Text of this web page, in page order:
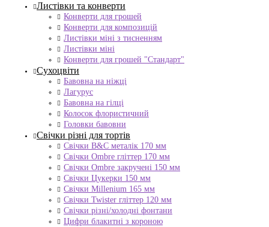
Листівки та конверти
Конверти для грошей
Конверти для композицій
Листівки міні з тисненням
Листівки міні
Конверти для грошей "Стандарт"
Сухоцвіти
Бавовна на ніжці
Лагурус
Бавовна на гілці
Колосок флористичний
Головки бавовни
Свічки різні для тортів
Свічки B&C металік 170 мм
Свічки Ombre гліттер 170 мм
Свічки Ombre закручені 150 мм
Свічки Цукерки 150 мм
Свічки Millenium 165 мм
Свічки Twister гліттер 120 мм
Свічки різні/холодні фонтани
Цифри блакитні з короною